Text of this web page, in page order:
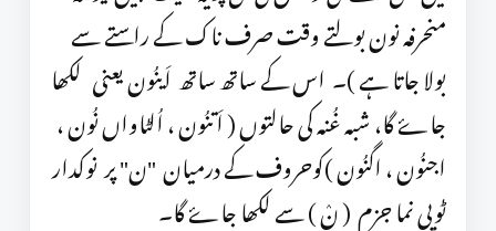
منحرفہ نون بولتے وقت صرف ناک کے راستے سے
بولا جاتا ہے )۔ اس کے ساتھ ساتھ اَینُون یعنی لکھا
جاۓ گا، شبہ غُنہ کی حالتوں ( اَتنُون ، اُلٹاواں نُون ،
اجنُون ، اگنُون )کوحروف کے درمیان "ن" پر نوکدار
ٹوپی نما جزم ( نٛ ) سے لکھا جاۓ گا۔